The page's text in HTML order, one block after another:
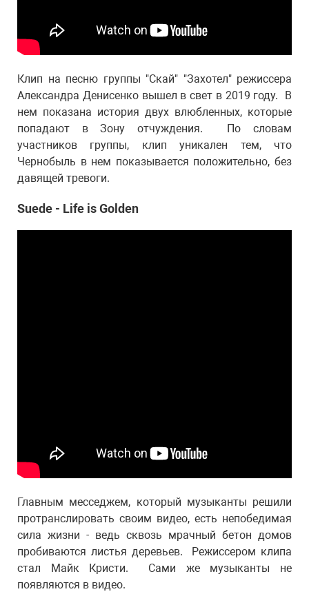
Клип на песню группы "Скай" "Захотел" режиссера
Александра Денисенко вышел в свет в 2019 году. В
нем показана история двух влюбленных, которые
попадают в Зону отчуждения. По словам
участников группы, клип уникален тем, что
Чернобыль в нем показывается положительно, без
давящей тревоги.
Suede - Life is Golden
Главным месседжем, который музыканты решили
протранслировать своим видео, есть непобедимая
сила жизни - ведь сквозь мрачный бетон домов
пробиваются листья деревьев. Режиссером клипа
стал Майк Кристи. Сами же музыканты не
появляются в видео.